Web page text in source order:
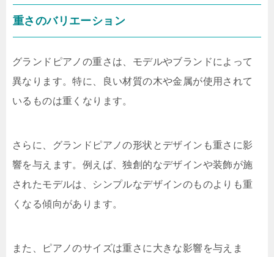
重さのバリエーション
グランドピアノの重さは、モデルやブランドによって
異なります。特に、良い材質の木や金属が使用されて
いるものは重くなります。
さらに、グランドピアノの形状とデザインも重さに影
響を与えます。例えば、独創的なデザインや装飾が施
されたモデルは、シンプルなデザインのものよりも重
くなる傾向があります。
また、ピアノのサイズは重さに大きな影響を与えま